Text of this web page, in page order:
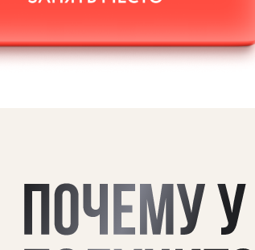
карандаш.
По авторской методике «Матита»
получается у всех!
«Арт-Матита» —